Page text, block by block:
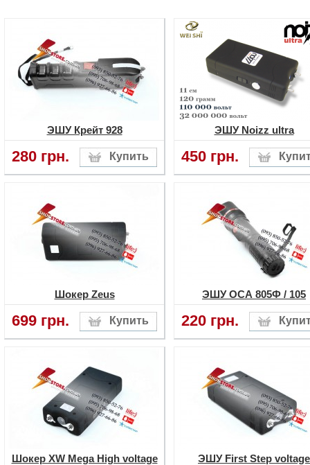
ЭШУ Крейт 928
280 грн.
ЭШУ Noizz ultra
450 грн.
Шокер Zeus
699 грн.
ЭШУ ОСА 805Ф / 105
220 грн.
Шокер XW Mega High voltage ЭШУ First Step voltage